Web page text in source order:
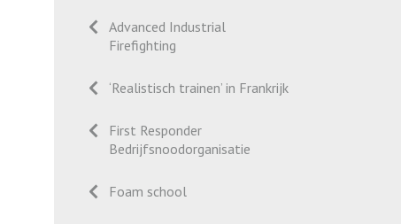
Advanced Industrial
Firefighting
‘Realistisch trainen’ in Frankrijk
First Responder
Bedrijfsnoodorganisatie
Foam school